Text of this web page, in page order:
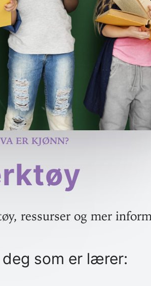
er kjønn?
ressurser og mer
som er lærer: